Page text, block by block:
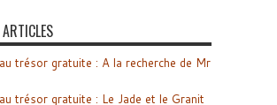
trésor gratuite : A la recherche de Mr
trésor gratuite : Le Jade et le Granit